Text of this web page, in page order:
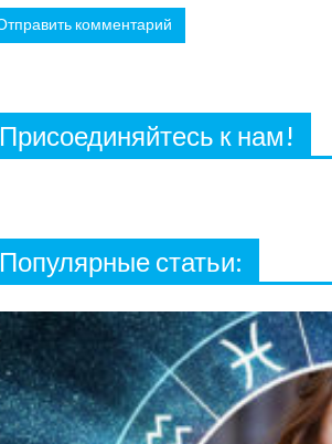
Присоединяйтесь к нам!
Популярные статьи: